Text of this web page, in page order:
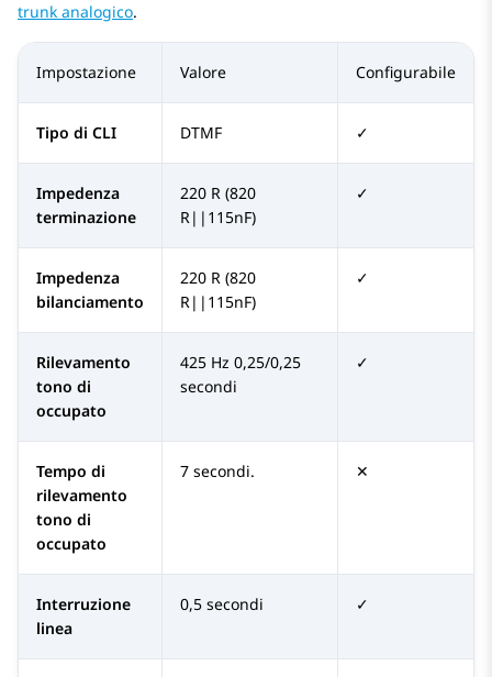
trunk analogico.
Impostazione Valore Configurabile
Tipo di CLI DTMF ✓
Impedenza
terminazione
220 R (820
R||115nF)
✓
Impedenza
bilanciamento
220 R (820
R||115nF)
✓
Rilevamento
tono di
occupato
425 Hz 0,25/0,25
secondi
✓
Tempo di
rilevamento
tono di
occupato
7 secondi. ✕
Interruzione
linea
0,5 secondi ✓